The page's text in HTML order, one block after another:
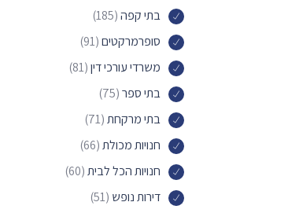
בתי קפה(185)
סופרמרקטים(91)
משרדי עורכי דין(81)
בתי ספר(75)
בתי מרקחת(71)
חנויות מכולת(66)
חנויות הכל לבית(60)
דירות נופש (51)